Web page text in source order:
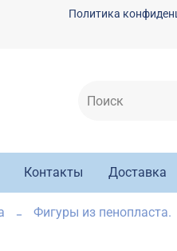
Политика
Контакты Доставка
Фигуры из пенопласта.